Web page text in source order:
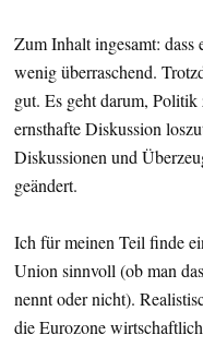
Zum Inhalt ingesamt:
wenig überraschend.
gut. Es geht darum, Politik
ernsthafte Diskussion
Diskussionen und
geändert.
Ich für meinen Teil finde
Union sinnvoll (ob man
nennt oder nicht).
die Eurozone